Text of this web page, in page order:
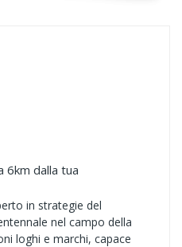
6km dalla tua
in strategie del
nel campo della
loghi e marchi, capace